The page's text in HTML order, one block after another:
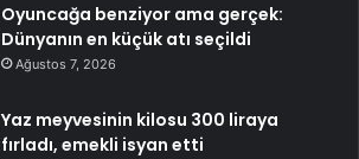
Oyuncağa benziyor ama gerçek:
Dünyanın en küçük atı seçildi
Ağustos 7, 2026
Yaz meyvesinin kilosu 300 liraya
fırladı, emekli isyan etti